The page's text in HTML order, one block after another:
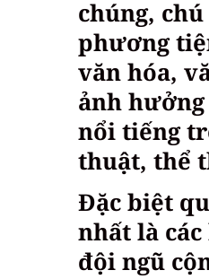
chúng,
phương
văn hóa,
ảnh
nổi tiếng
thuật, thể
Đặc biệt
nhất là
đội ngũ